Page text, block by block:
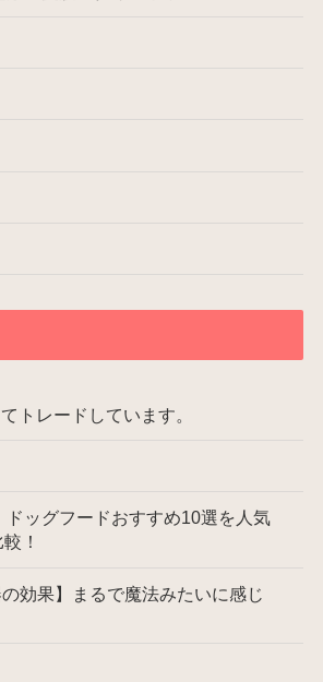
トレードしています。
ドッグフードおすすめ10選を人気
！
の効果】まるで魔法みたいに感じ